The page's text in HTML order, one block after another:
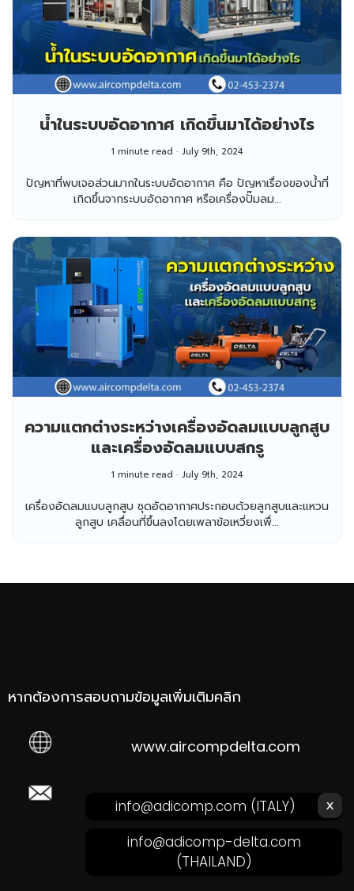
น้ำในระบบอัดอากาศ เกิดขึ้นมาได้อย่างไร
1 minute read July 9th, 2024
ปัญหาที่พบเจอส่วนมากในระบบอัดอากาศ คือ ปัญหาเรื่องของน้ำที่
เกิดขึ้นจากระบบอัดอากาศ หรือเครื่องปั๊มลม...
ความแตกต่างระหว่างเครื่องอัดลมแบบลูกสูบ
และเครื่องอัดลมแบบสกรู
1 minute read July 9th, 2024
เครื่องอัดลมแบบลูกสูบ ชุดอัดอากาศประกอบด้วยลูกสูบและแหวน
ลูกสูบ เคลื่อนที่ขึ้นลงโดยเพลาข้อเหวี่ยงเพื่...
หากต้องการสอบถามข้อมูลเพิ่มเติมคลิก
www.aircompdelta.com
ส่งอีเมลหาเรา คลิก! x
info@adicomp.com (ITALY)
info@adicomp-delta.com
(THAILAND)